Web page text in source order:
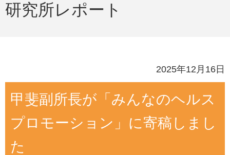
研究所レポート
2025年12月16日
甲斐副所長が「みんなのヘルス
プロモーション」に寄稿しまし
た